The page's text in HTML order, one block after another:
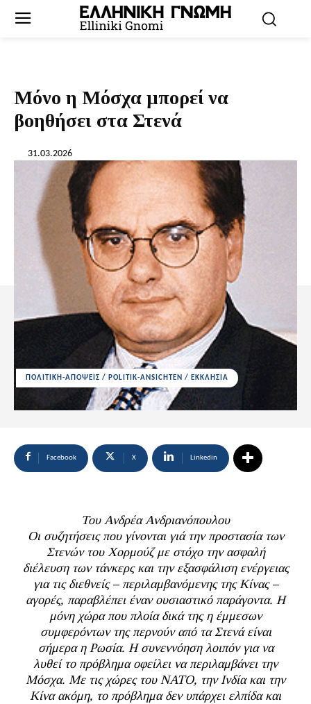
Μόνο η Μόσχα μπορεί να
βοηθήσει στα Στενά
31.03.2026
ΠΟΛΙΤΙΚΗ-ΑΠΟΨΕΙΣ / POLITIK-ANSICHTEN / ΕΚΚΛΗΣΙΑ
Facebook X Linkedin
Του Ανδρέα Ανδριανόπουλου
Οι συζητήσεις που γίνονται γιά την προστασία των
Στενών του Χορμούζ με στόχο την ασφαλή
διέλευση των τάνκερς και την εξασφάλιση ενέργειας
για τις διεθνείς – περιλαμβανόμενης της Κίνας –
αγορές, παραβλέπει έναν ουσιαστικό παράγοντα. Η
μόνη χώρα που πλοία δικά της η έμμεσων
συμφερόντων της περνούν από τα Στενά είναι
σήμερα η Ρωσία. Η συνεννόηση λοιπόν για να
λυθεί το πρόβλημα οφείλει να περιλαμβάνει την
Μόσχα. Με τις χώρες του ΝΑΤΟ, την Ινδία και την
Κίνα ακόμη, το πρόβλημα δεν υπάρχει ελπίδα και